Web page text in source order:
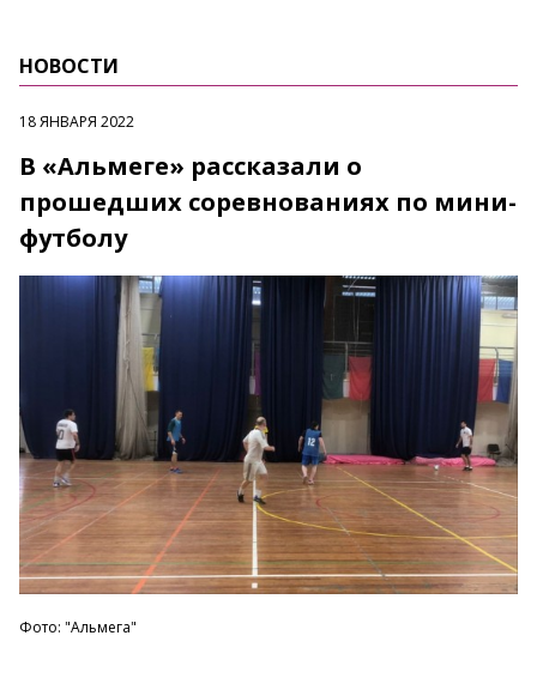
НОВОСТИ
18 ЯНВАРЯ 2022
В «Альмеге» рассказали о
прошедших соревнованиях по мини-
футболу
Фото: "Альмега"